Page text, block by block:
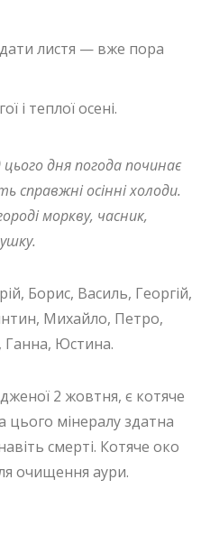
листя — вже пора
і теплої осені.
дня погода починає
справжні осінні холоди.
моркву, часник,
Борис, Василь, Георгій,
Михайло, Петро,
Ганна, Юстина.
2 жовтня, є котяче
цього мінералу здатна
смерті. Котяче око
очищення аури.